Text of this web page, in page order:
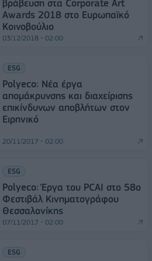
βράβευση στα Corporate Art
Awards 2018 στο Ευρωπαϊκό
Κοινοβούλιο
03/12/2018 - 02:00
ESG
Polyeco: Νέα έργα
απομάκρυνσης και διαχείρισης
επικίνδυνων αποβλήτων στον
Ειρηνικό
20/11/2017 - 02:00
ESG
Polyeco: Έργα του PCAI στο 58ο
Φεστιβάλ Κινηματογράφου
Θεσσαλονίκης
07/11/2017 - 02:00
ESG